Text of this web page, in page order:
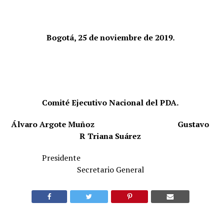
Bogotá, 25 de noviembre de 2019.
Comité Ejecutivo Nacional del PDA.
Álvaro Argote Muñoz
Gustavo
R Triana Suárez
Presidente
Secretario General